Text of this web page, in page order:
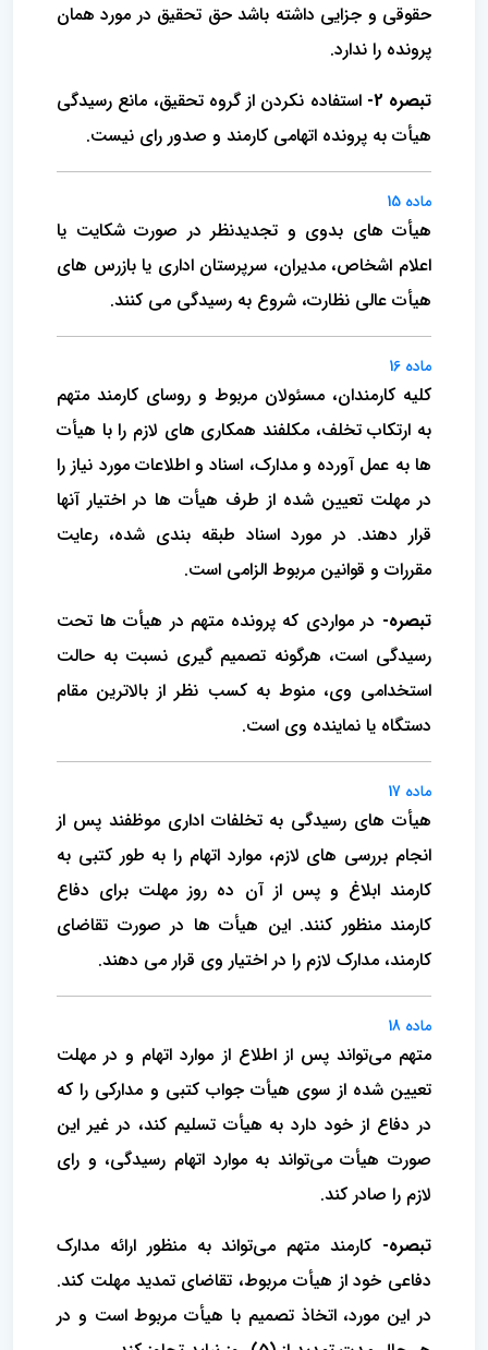
حقوقی و جزایی داشته باشد حق تحقیق در مورد همان
پرونده را ندارد.
تبصره 2-
استفاده نکردن از گروه تحقیق، مانع رسیدگی
هیأت به پرونده اتهامی کارمند و صدور رای نیست.
ماده 15
هیأت های بدوی و تجدیدنظر در صورت شکایت یا
اعلام اشخاص، مدیران، سرپرستان اداری یا بازرس های
هیأت عالی نظارت، شروع به رسیدگی می کنند.
ماده 16
کلیه کارمندان، مسئولان مربوط و روسای کارمند متهم
به ارتکاب تخلف، مکلفند همکاری های لازم را با هیأت
ها به عمل آورده و مدارک، اسناد و اطلاعات مورد نیاز را
در مهلت تعیین شده از طرف هیأت ها در اختیار آنها
قرار دهند. در مورد اسناد طبقه بندی شده، رعایت
مقررات و قوانین مربوط الزامی است.
تبصره- در مواردی که پرونده متهم در هیأت ها تحت
رسیدگی است، هرگونه تصمیم گیری نسبت به حالت
استخدامی وی، منوط به کسب نظر از بالاترین مقام
دستگاه یا نماینده وی است.
ماده 17
هیأت های رسیدگی به تخلفات اداری موظفند پس از
انجام بررسی های لازم، موارد اتهام را به طور کتبی به
کارمند ابلاغ و پس از آن ده روز مهلت برای دفاع
کارمند منظور کنند. این هیأت ها در صورت تقاضای
کارمند، مدارک لازم را در اختیار وی قرار می دهند.
ماده 18
متهم می‌تواند پس از اطلاع از موارد اتهام و در مهلت
تعیین شده از سوی هیأت جواب کتبی و مدارکی را که
در دفاع از خود دارد به هیأت تسلیم کند، در غیر این
صورت هیأت می‌تواند به موارد اتهام رسیدگی، و رای
لازم را صادر کند.
تبصره- کارمند متهم می‌تواند به منظور ارائه مدارک
دفاعی خود از هیأت مربوط، تقاضای تمدید مهلت کند.
در این مورد، اتخاذ تصمیم با هیأت مربوط است و در